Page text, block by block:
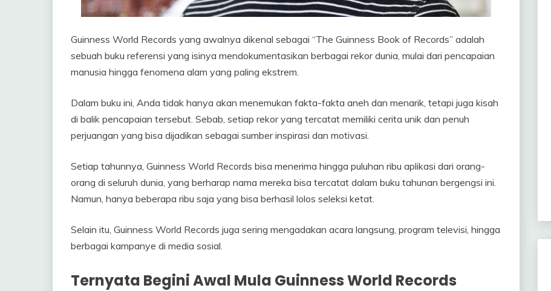
Guinness World Records yang awalnya dikenal sebagai “The Guinness Book of Records” adalah
sebuah buku referensi yang isinya mendokumentasikan berbagai rekor dunia, mulai dari pencapaian
manusia hingga fenomena alam yang paling ekstrem.
Dalam buku ini, Anda tidak hanya akan menemukan fakta-fakta aneh dan menarik, tetapi juga kisah
di balik pencapaian tersebut. Sebab, setiap rekor yang tercatat memiliki cerita unik dan penuh
perjuangan yang bisa dijadikan sebagai sumber inspirasi dan motivasi.
Setiap tahunnya, Guinness World Records bisa menerima hingga puluhan ribu aplikasi dari orang-
orang di seluruh dunia, yang berharap nama mereka bisa tercatat dalam buku tahunan bergengsi ini.
Namun, hanya beberapa ribu saja yang bisa berhasil lolos seleksi ketat.
Selain itu, Guinness World Records juga sering mengadakan acara langsung, program televisi, hingga
berbagai kampanye di media sosial.
Ternyata Begini Awal Mula Guinness World Records